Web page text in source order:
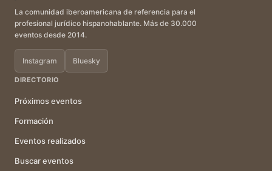
La comunidad iberoamericana de referencia para el
profesional jurídico hispanohablante. Más de 30.000
eventos desde 2014.
Instagram Bluesky
DIRECTORIO
Próximos eventos
Formación
Eventos realizados
Buscar eventos